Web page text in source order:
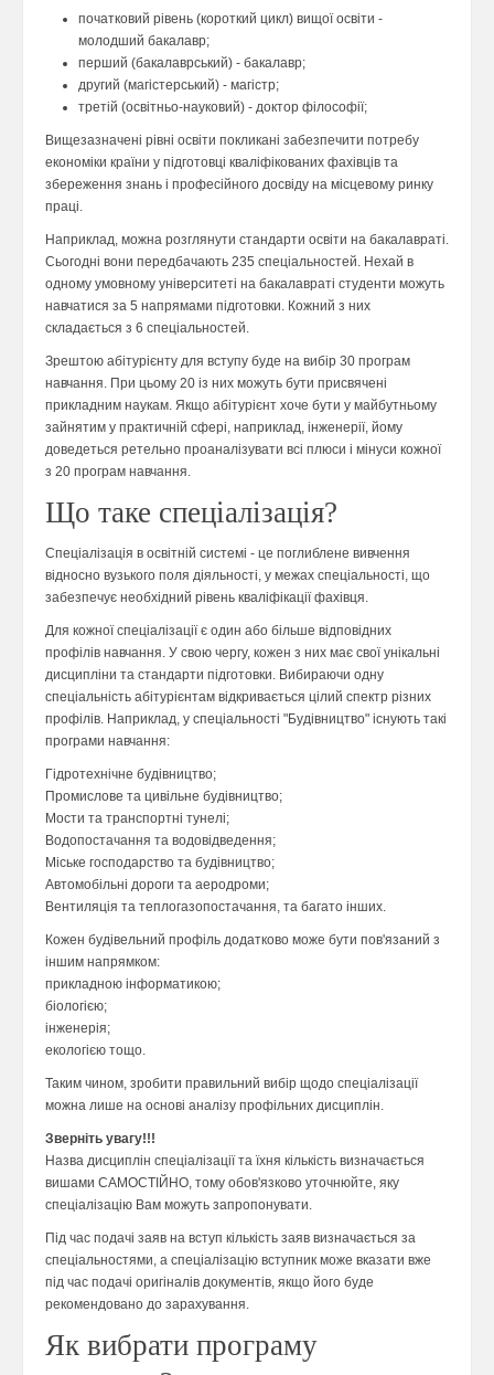
початковий рівень (короткий цикл) вищої освіти -
молодший бакалавр;
перший (бакалаврський) - бакалавр;
другий (магістерський) - магістр;
третій (освітньо-науковий) - доктор філософії;
Вищезазначені рівні освіти покликані забезпечити потребу
економіки країни у підготовці кваліфікованих фахівців та
збереження знань і професійного досвіду на місцевому ринку
праці.
Наприклад, можна розглянути стандарти освіти на бакалавраті.
Сьогодні вони передбачають 235 спеціальностей. Нехай в
одному умовному університеті на бакалавраті студенти можуть
навчатися за 5 напрямами підготовки. Кожний з них
складається з 6 спеціальностей.
Зрештою абітурієнту для вступу буде на вибір 30 програм
навчання. При цьому 20 із них можуть бути присвячені
прикладним наукам. Якщо абітурієнт хоче бути у майбутньому
зайнятим у практичній сфері, наприклад, інженерії, йому
доведеться ретельно проаналізувати всі плюси і мінуси кожної
з 20 програм навчання.
Що таке спеціалізація?
Спеціалізація в освітній системі - це поглиблене вивчення
відносно вузького поля діяльності, у межах спеціальності, що
забезпечує необхідний рівень кваліфікації фахівця.
Для кожної спеціалізації є один або більше відповідних
профілів навчання. У свою чергу, кожен з них має свої унікальні
дисципліни та стандарти підготовки. Вибираючи одну
спеціальність абітурієнтам відкривається цілий спектр різних
профілів. Наприклад, у спеціальності "Будівництво" існують такі
програми навчання:
Гідротехнічне будівництво;
Промислове та цивільне будівництво;
Мости та транспортні тунелі;
Водопостачання та водовідведення;
Міське господарство та будівництво;
Автомобільні дороги та аеродроми;
Вентиляція та теплогазопостачання, та багато інших.
Кожен будівельний профіль додатково може бути пов'язаний з
іншим напрямком:
прикладною інформатикою;
біологією;
інженерія;
екологією тощо.
Таким чином, зробити правильний вибір щодо спеціалізації
можна лише на основі аналізу профільних дисциплін.
Зверніть увагу!!!
Назва дисциплін спеціалізації та їхня кількість визначається
вишами САМОСТІЙНО, тому обов'язково уточнюйте, яку
спеціалізацію Вам можуть запропонувати.
Під час подачі заяв на вступ кількість заяв визначається за
спеціальностями, а спеціалізацію вступник може вказати вже
під час подачі оригіналів документів, якщо його буде
рекомендовано до зарахування.
Як вибрати програму